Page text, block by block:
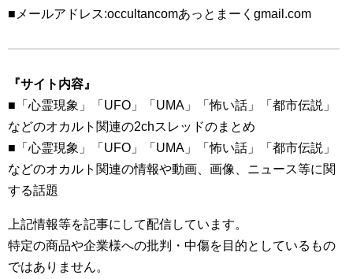
■メールアドレス:occultancomあっとまーくgmail.com
『サイト内容』
■「心霊現象」「UFO」「UMA」「怖い話」「都市伝説」
などのオカルト関連の2chスレッドのまとめ
■「心霊現象」「UFO」「UMA」「怖い話」「都市伝説」
などのオカルト関連の情報や動画、画像、ニュース等に関
する話題
上記情報等を記事にして配信しています。
特定の商品や企業様への批判・中傷を目的としているもの
ではありません。